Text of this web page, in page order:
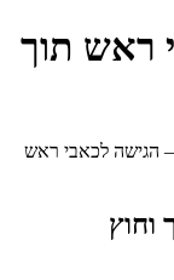
ראש תוך
– הגישה לכאבי ראש
וחוץ